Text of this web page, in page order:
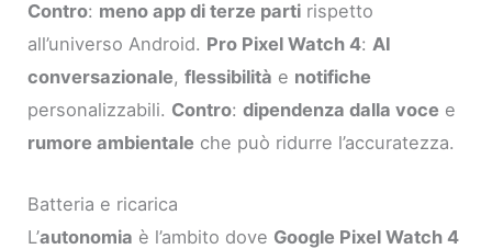
Contro: meno app di terze parti rispetto
all’universo Android. Pro Pixel Watch 4: AI
conversazionale,flessibilità e notifiche
personalizzabili. Contro:dipendenza dalla voce e
rumore ambientale che può ridurre l’accuratezza.
Batteria e ricarica
L’autonomia è l’ambito dove Google Pixel Watch 4